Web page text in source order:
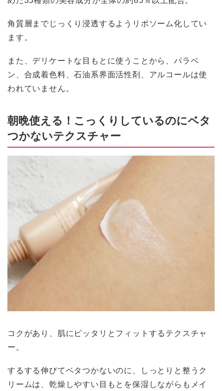
角質層までじっくり浸透するようリポソーム化してい
ます。
また、デリケートな目もとに使うことから、パラベ
ン、合成着色料、石油系界面活性剤、アルコールは使
われていません。
朝晩使える！こっくりしているのにベタ
つかないテクスチャー
コクがあり、肌にピッタリとフィットするテクスチャ
ー。
するする伸びてベタつかないのに、しっとりと整うク
リームは、乾燥しやすい目もとを保湿しながらもメイ